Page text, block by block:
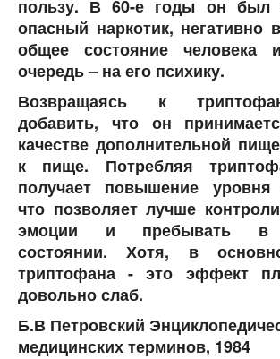
пользу. В 60-е годы он был
опасный наркотик, негативно
общее состояние
очередь – на его психику.
Возвращаясь к
добавить, что он
качестве дополнительной
к пище. Потребляя
получает повышение уровня
что позволяет лучше
эмоции и пребывать в
состоянии. Хотя, в
триптофана - это эффект
довольно слаб.
Б.В Петровский
медицинских терминов, 1984